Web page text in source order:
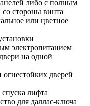
либо с полным
со стороны винта
или цветное
электропитанием
на одной
дверей
лифта
для даллас-ключа